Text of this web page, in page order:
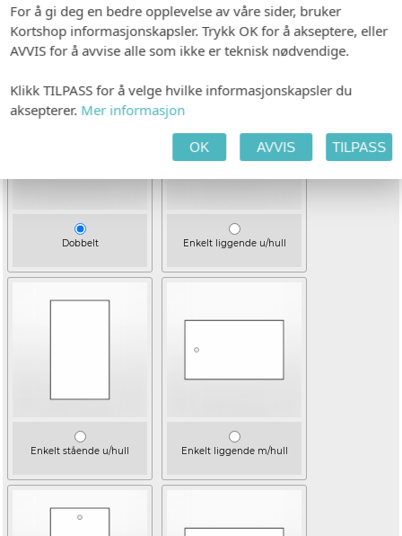
Hvitt, ubestrøket
VELG UTFØRELSE
Dobbelt Enkelt liggende u/hull
Enkelt stående u/hull Enkelt liggende m/hull
For å gi deg en bedre opplevelse av våre sider, bruker
Kortshop informasjonskapsler. Trykk OK for å akseptere, eller
AVVIS for å avvise alle som ikke er teknisk nødvendige.
Klikk TILPASS for å velge hvilke informasjonskapsler du
aksepterer. Mer informasjon
OK AVVIS TILPASS